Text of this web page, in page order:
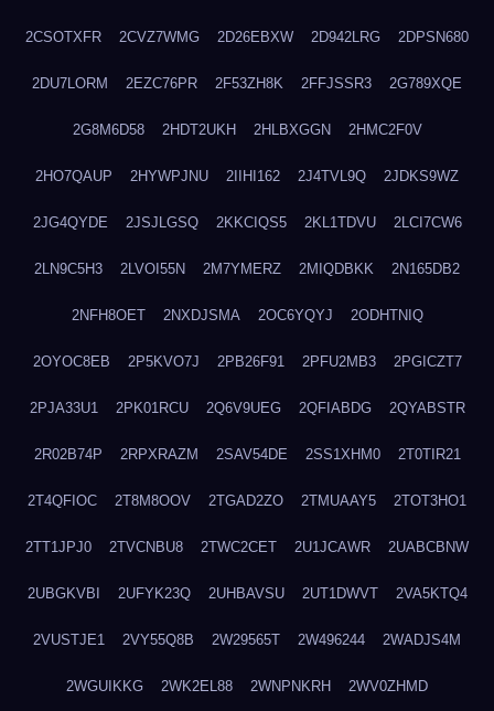
2CSOTXFR 2CVZ7WMG 2D26EBXW 2D942LRG 2DPSN680
2DU7LORM 2EZC76PR 2F53ZH8K 2FFJSSR3 2G789XQE
2G8M6D58 2HDT2UKH 2HLBXGGN 2HMC2F0V
2HO7QAUP 2HYWPJNU 2IIHI162 2J4TVL9Q 2JDKS9WZ
2JG4QYDE 2JSJLGSQ 2KKCIQS5 2KL1TDVU 2LCI7CW6
2LN9C5H3 2LVOI55N 2M7YMERZ 2MIQDBKK 2N165DB2
2NFH8OET 2NXDJSMA 2OC6YQYJ 2ODHTNIQ
2OYOC8EB 2P5KVO7J 2PB26F91 2PFU2MB3 2PGICZT7
2PJA33U1 2PK01RCU 2Q6V9UEG 2QFIABDG 2QYABSTR
2R02B74P 2RPXRAZM 2SAV54DE 2SS1XHM0 2T0TIR21
2T4QFIOC 2T8M8OOV 2TGAD2ZO 2TMUAAY5 2TOT3HO1
2TT1JPJ0 2TVCNBU8 2TWC2CET 2U1JCAWR 2UABCBNW
2UBGKVBI 2UFYK23Q 2UHBAVSU 2UT1DWVT 2VA5KTQ4
2VUSTJE1 2VY55Q8B 2W29565T 2W496244 2WADJS4M
2WGUIKKG 2WK2EL88 2WNPNKRH 2WV0ZHMD